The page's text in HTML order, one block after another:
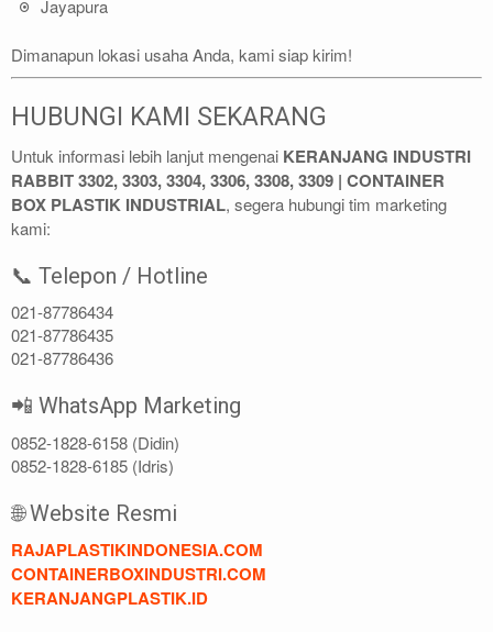
Jayapura
Dimanapun lokasi usaha Anda, kami siap kirim!
HUBUNGI KAMI SEKARANG
Untuk informasi lebih lanjut mengenai KERANJANG INDUSTRI
RABBIT 3302, 3303, 3304, 3306, 3308, 3309 | CONTAINER
BOX PLASTIK INDUSTRIAL, segera hubungi tim marketing
kami:
📞 Telepon / Hotline
021-87786434
021-87786435
021-87786436
📲 WhatsApp Marketing
0852-1828-6158 (Didin)
0852-1828-6185 (Idris)
🌐 Website Resmi
RAJAPLASTIKINDONESIA.COM
CONTAINERBOXINDUSTRI.COM
KERANJANGPLASTIK.ID